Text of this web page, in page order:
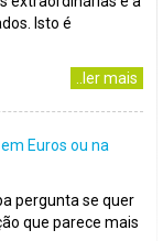
Isto é
..ler mais
Euros ou na
pergunta se quer
que parece mais